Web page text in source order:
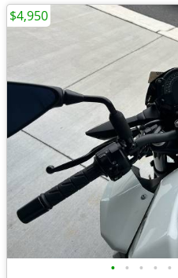
• • • • •
$4,950